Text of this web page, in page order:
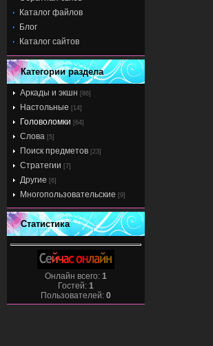
Каталог файлов
Блог
Каталог сайтов
Категории раздела
Аркады и экшн [86]
Настольные [14]
Головоломки [64]
Слова [5]
Поиск предметов [23]
Стратегии [7]
Другие [6]
Многопользовательские [9]
Статистика
Онлайн всего: 1
Гостей: 1
Пользователей: 0